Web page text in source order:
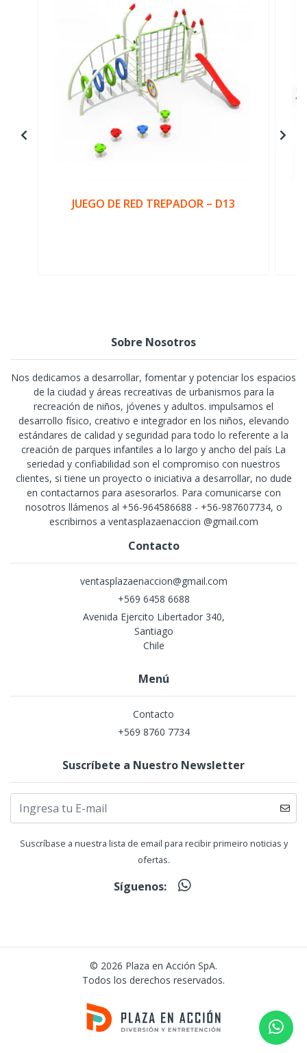
JUEGO DE RED TREPADOR – D13
Sobre Nosotros
Nos dedicamos a desarrollar, fomentar y potenciar los espacios
de la ciudad y áreas recreativas de urbanismos para la
recreación de niños, jóvenes y adultos. impulsamos el
desarrollo físico, creativo e integrador en los niños, elevando
estándares de calidad y seguridad para todo lo referente a la
creación de parques infantiles a lo largo y ancho del país La
seriedad y confiabilidad son el compromiso con nuestros
clientes, si tiene un proyecto o iniciativa a desarrollar, no dude
en contactarnos para asesorarlos. Para comunicarse con
nosotros llámenos al +56-964586688 - +56-987607734, o
escribirnos a ventasplazaenaccion @gmail.com
Contacto
ventasplazaenaccion@gmail.com
+569 6458 6688
Avenida Ejercito Libertador 340,
Santiago
Chile
Menú
Contacto
+569 8760 7734
Suscríbete a Nuestro Newsletter
Suscríbase a nuestra lista de email para recibir primeiro noticias y
ofertas.
Síguenos:
© 2026 Plaza en Acción SpA.
Todos los derechos reservados.